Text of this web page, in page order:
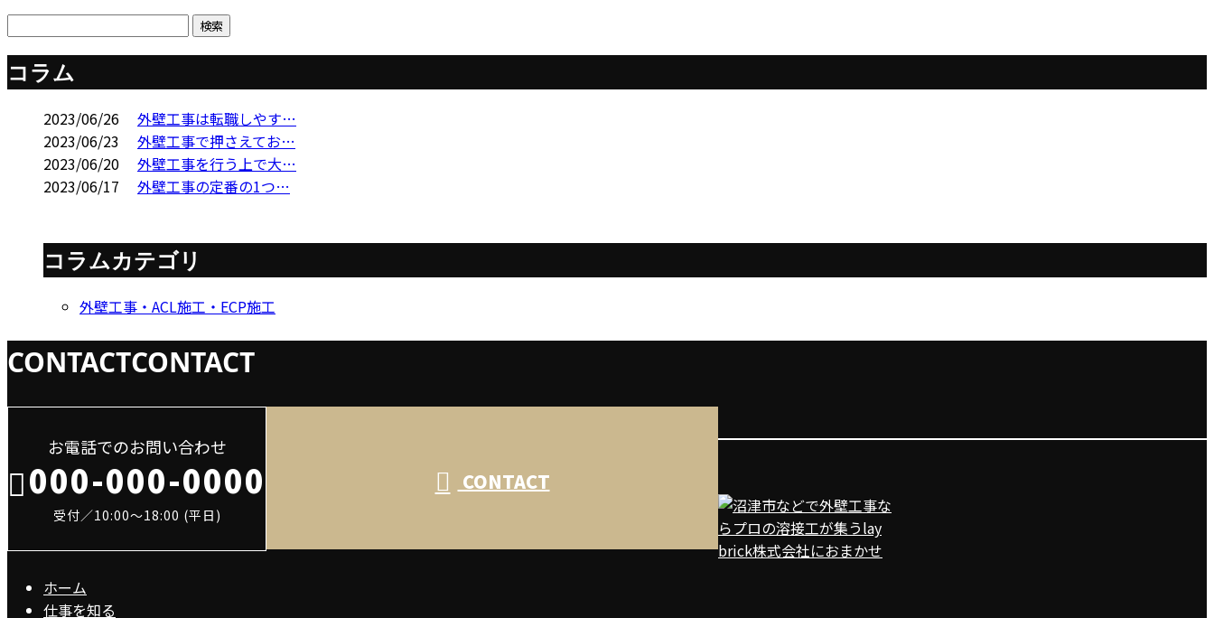
コラム
2023/06/26
外壁工事は転職しやす…
2023/06/23
外壁工事で押さえてお…
2023/06/20
外壁工事を行う上で大…
2023/06/17
外壁工事の定番の1つ…
コラムカテゴリ
外壁工事・ACL施工・ECP施工
CONTACTCONTACT
お電話でのお問い合わせ
000-000-0000
受付／10:00～18:00 (平日)
CONTACT
ホーム
仕事を知る